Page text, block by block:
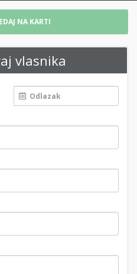
NA KARTI
vlasnika